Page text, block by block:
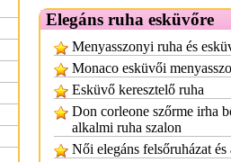
Elegáns ruha esküvőre
Menyasszonyi ruha és
Monaco esküvői
Esküvő keresztelő ruha
Don corleone szőrme irha
alkalmi ruha szalon
Női elegáns felsőruházat